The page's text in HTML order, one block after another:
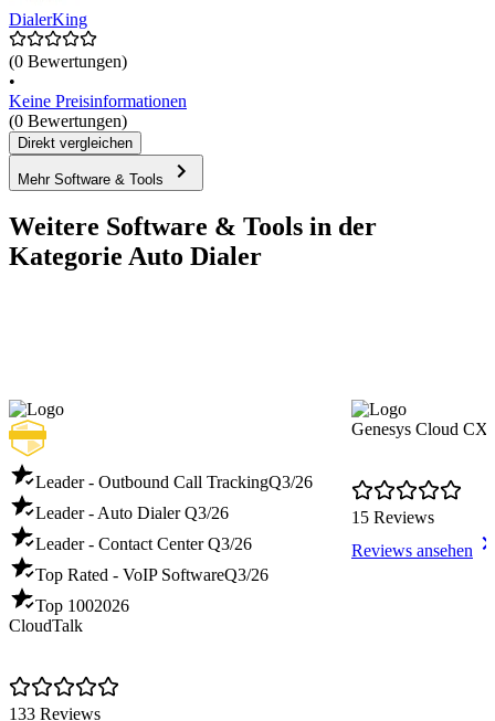
DialerKing
(0 Bewertungen)
•
Keine Preisinformationen
(0 Bewertungen)
Direkt vergleichen
Mehr Software & Tools
Weitere Software & Tools in der
Kategorie Auto Dialer
Leader - Outbound Call TrackingQ3/26
Leader - Auto DialerQ3/26
Leader - Contact CenterQ3/26
Top Rated - VoIP SoftwareQ3/26
Top 1002026
CloudTalk
133 Reviews
Genesys Cloud CX
15 Reviews
Reviews ansehen